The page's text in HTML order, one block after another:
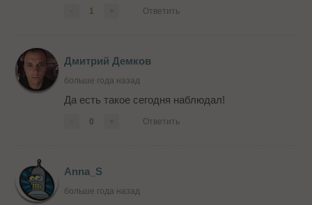
1 Ответить
Дмитрий Демков
больше года назад
Да есть такое сегодня наблюдал!
0 Ответить
Anna_S
больше года назад